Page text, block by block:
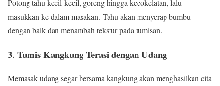
Potong tahu kecil-kecil, goreng hingga kecokelatan, lalu
masukkan ke dalam masakan. Tahu akan menyerap bumbu
dengan baik dan menambah tekstur pada tumisan.
3. Tumis Kangkung Terasi dengan Udang
Memasak udang segar bersama kangkung akan menghasilkan cita